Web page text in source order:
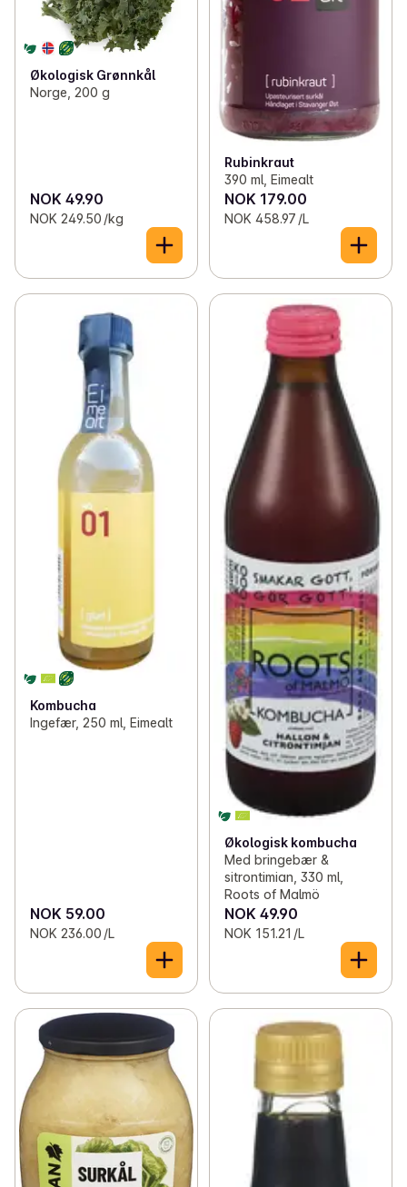
Økologisk Grønnkål
Norge, 200 g
NOK 49.90
NOK 249.50 /kg
Rubinkraut
390 ml, Eimealt
NOK 179.00
NOK 458.97 /L
Kombucha
Ingefær, 250 ml, Eimealt
NOK 59.00
NOK 236.00 /L
Økologisk kombucha
Med bringebær &
sitrontimian, 330 ml,
Roots of Malmö
NOK 49.90
NOK 151.21 /L